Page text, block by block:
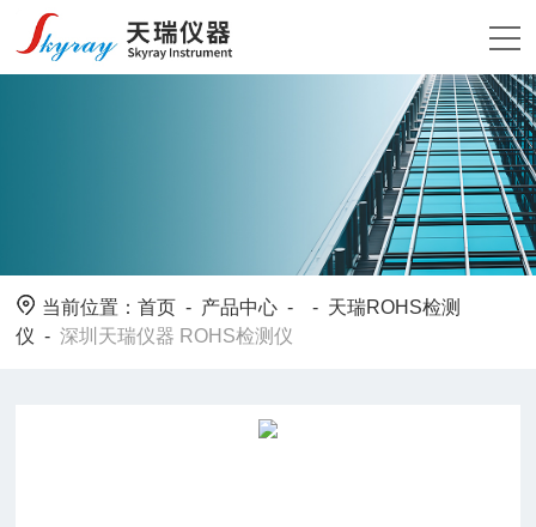
当前位置：首页 - 产品中心 - - 天瑞ROHS检测
仪 -深圳天瑞仪器 ROHS检测仪